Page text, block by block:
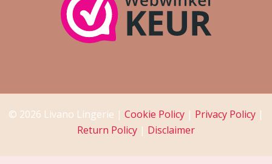
© 2026 Livano Lingerie | Cookie Policy | Privacy Policy |
Return Policy | Disclaimer